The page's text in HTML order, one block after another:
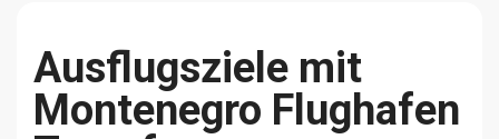
Ausflugsziele mit
Montenegro Flughafen